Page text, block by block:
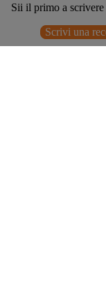
Sii il primo a scrivere
Scrivi una